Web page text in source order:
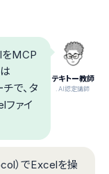
テキトー教師
.AI認定講師
をMCP
で、タ
ァイ
）でExcelを操